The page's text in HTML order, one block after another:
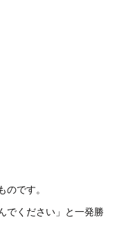
のです。
でください」と一発勝